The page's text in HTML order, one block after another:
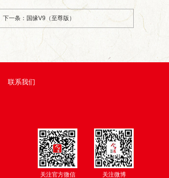
下一条：国缘V9（至尊版）
联系我们
关注官方微信
关注微博